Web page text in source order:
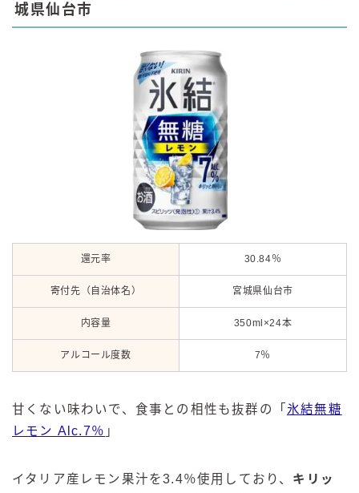
城県仙台市
還元率 30.84％
寄付先（自治体名） 宮城県仙台市
内容量 350ml×24本
アルコール度数 7％
甘くない味わいで、食事との相性も抜群の「 氷結無糖
レモン Alc.7％ 」
イタリア産レモン果汁を3.4％使用しており、 キリッ